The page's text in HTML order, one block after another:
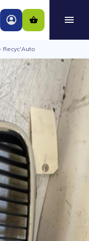
Recyc'Auto